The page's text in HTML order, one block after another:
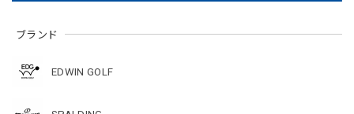
ブランド
EDWIN GOLF